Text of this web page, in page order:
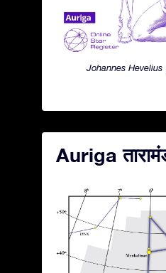
Johannes Hevelius
Auriga